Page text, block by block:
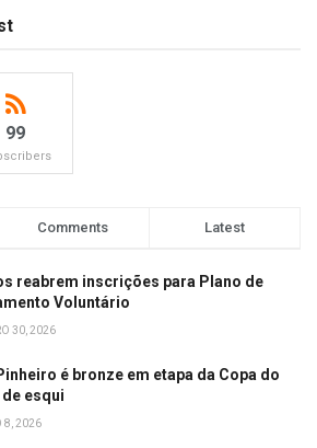
99
Comments Latest
reabrem inscrições para Plano de
Voluntário
30, 2026
é bronze em etapa da Copa do
esqui
8, 2026